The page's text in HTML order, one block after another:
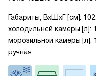
Габариты, ВxШxГ [см]:
холодильной камеры [л]:
морозильной камеры [л]:
ручная